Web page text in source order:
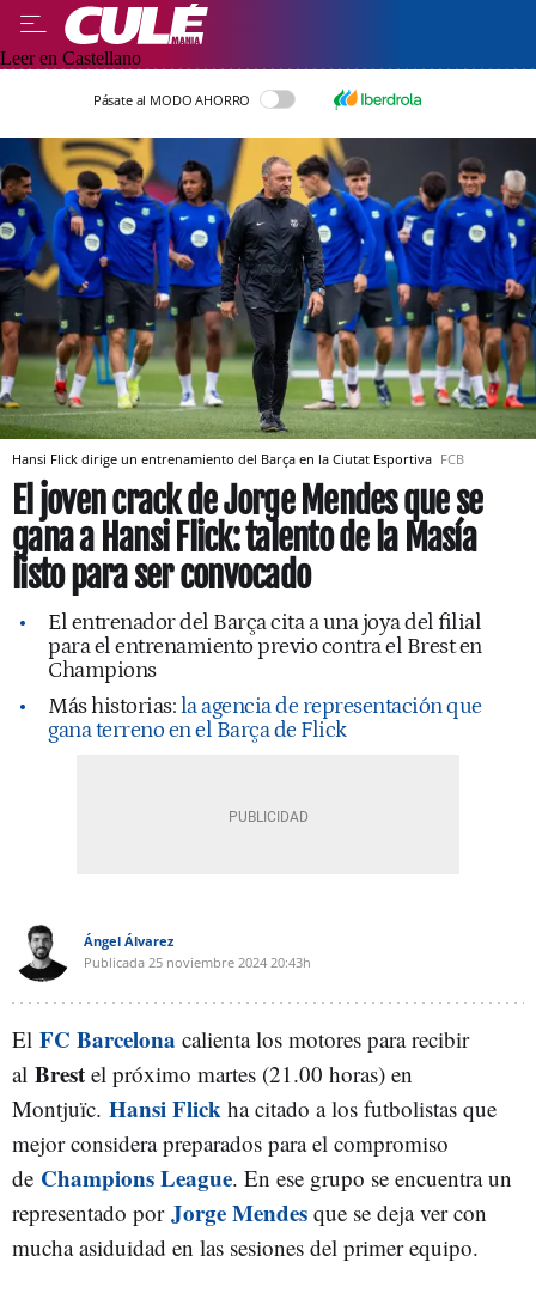
Leer en Castellano
Pásate al MODO AHORRO
Hansi Flick dirige un entrenamiento del Barça en la Ciutat Esportiva FCB
El joven crack de Jorge Mendes que se
gana a Hansi Flick: talento de la Masía
listo para ser convocado
El entrenador del Barça cita a una joya del filial
para el entrenamiento previo contra el Brest en
Champions
Más historias: la agencia de representación que
gana terreno en el Barça de Flick
Ángel Álvarez
Publicada 25 noviembre 2024 20:43h
El FC Barcelona calienta los motores para recibir
al Brest el próximo martes (21.00 horas) en
Montjuïc. Hansi Flick ha citado a los futbolistas que
mejor considera preparados para el compromiso
de Champions League. En ese grupo se encuentra un
representado por Jorge Mendes que se deja ver con
mucha asiduidad en las sesiones del primer equipo.